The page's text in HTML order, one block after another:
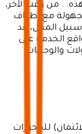
. من وقت لآخر،
مع أطراف
المثال، قد
الخدمة على
والوجهات
للحجوزات